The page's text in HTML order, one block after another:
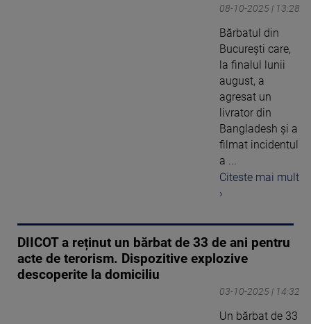
08-10-2025 | 13:28
Bărbatul din
Bucureşti care,
la finalul lunii
august, a
agresat un
livrator din
Bangladesh şi a
filmat incidentul
a ...
Citeste mai mult
›
DIICOT a reținut un bărbat de 33 de ani pentru
acte de terorism. Dispozitive explozive
descoperite la domiciliu
03-10-2025 | 14:32
Un bărbat de 33